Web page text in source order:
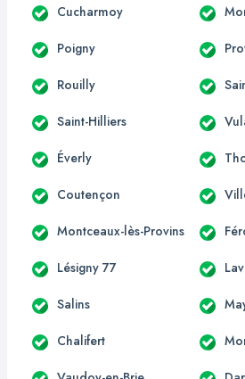
Cucharmoy
Poigny
Rouilly
Saint-Hilliers
Éverly
Coutençon
Montceaux-lès-Provins
Lésigny 77
Salins
Chalifert